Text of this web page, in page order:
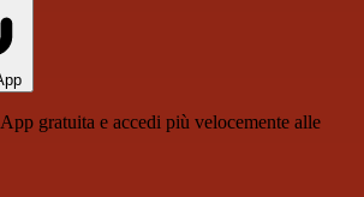
gratuita e accedi più velocemente alle